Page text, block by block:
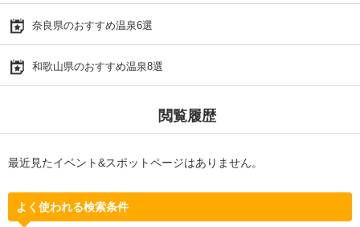
奈良県のおすすめ温泉6選
和歌山県のおすすめ温泉8選
閲覧履歴
最近見たイベント&スポットページはありません。
よく使われる検索条件